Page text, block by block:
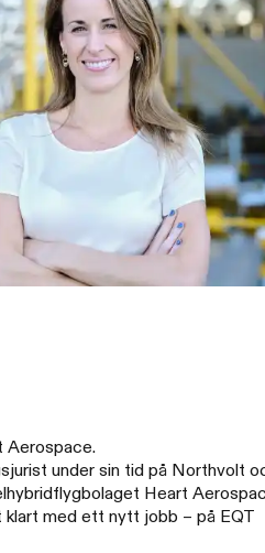
Aerospace.
under sin tid på Northvolt
Heart
klart med ett nytt jobb – på EQT